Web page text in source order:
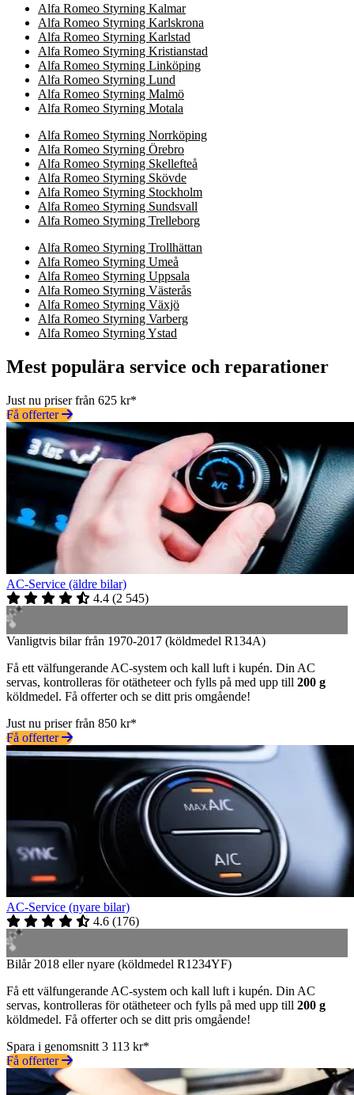
Alfa Romeo Styrning Kalmar
Alfa Romeo Styrning Karlskrona
Alfa Romeo Styrning Karlstad
Alfa Romeo Styrning Kristianstad
Alfa Romeo Styrning Linköping
Alfa Romeo Styrning Lund
Alfa Romeo Styrning Malmö
Alfa Romeo Styrning Motala
Alfa Romeo Styrning Norrköping
Alfa Romeo Styrning Örebro
Alfa Romeo Styrning Skellefteå
Alfa Romeo Styrning Skövde
Alfa Romeo Styrning Stockholm
Alfa Romeo Styrning Sundsvall
Alfa Romeo Styrning Trelleborg
Alfa Romeo Styrning Trollhättan
Alfa Romeo Styrning Umeå
Alfa Romeo Styrning Uppsala
Alfa Romeo Styrning Västerås
Alfa Romeo Styrning Växjö
Alfa Romeo Styrning Varberg
Alfa Romeo Styrning Ystad
Mest populära service och reparationer
Just nu priser från 625 kr*
Få offerter
AC-Service (äldre bilar)
4.4 (2 545)
Vanligtvis bilar från 1970-2017 (köldmedel R134A)
Få ett välfungerande AC-system och kall luft i kupén. Din AC
servas, kontrolleras för otätheteer och fylls på med upp till 200 g
köldmedel. Få offerter och se ditt pris omgående!
Just nu priser från 850 kr*
Få offerter
AC-Service (nyare bilar)
4.6 (176)
Bilår 2018 eller nyare (köldmedel R1234YF)
Få ett välfungerande AC-system och kall luft i kupén. Din AC
servas, kontrolleras för otätheteer och fylls på med upp till 200 g
köldmedel. Få offerter och se ditt pris omgående!
Spara i genomsnitt 3 113 kr*
Få offerter